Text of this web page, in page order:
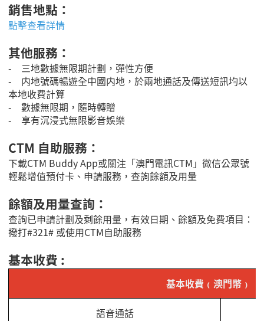
銷售地點：
點擊查看詳情
其他服務：
- 三地數據無限期計劃，彈性方便
- 内地號碼暢遊全中國内地，於兩地通話及傳送短訊均以
本地收費計算
- 數據無限期，隨時轉贈
- 享有沉浸式無限影音娛樂
CTM 自助服務：
下載CTM Buddy App或關注「澳門電訊CTM」微信公眾號
輕鬆增值預付卡、申請服務，查詢餘額及用量
餘額及用量查詢：
查詢已申請計劃及剩餘用量，有效日期、餘額及免費項目：
撥打#321# 或使用CTM自助服務
基本收費 :
基本收費﹙澳門幣﹚
語音通話